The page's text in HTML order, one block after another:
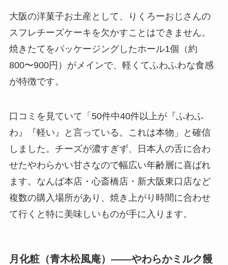
大阪の洋菓子お土産として、りくろーおじさんの
スフレチーズケーキを欠かすことはできません。
焼きたてをパッケージングしたホール1個（約
800〜900円）がメインで、軽くてふわふわな食感
が特徴です。
口コミを見ていて「50件中40件以上が『ふわふ
わ』『軽い』と言っている。これは本物」と確信
しました。チーズが濃すぎず、日本人の舌に合わ
せたやわらかい甘さなので幅広い年齢層に喜ばれ
ます。なんば本店・心斎橋店・新大阪東口店など
複数の購入場所があり、焼き上がり時間に合わせ
て行くと特に美味しいものが手に入ります。
月化粧（青木松風庵）——やわらかミルク饅